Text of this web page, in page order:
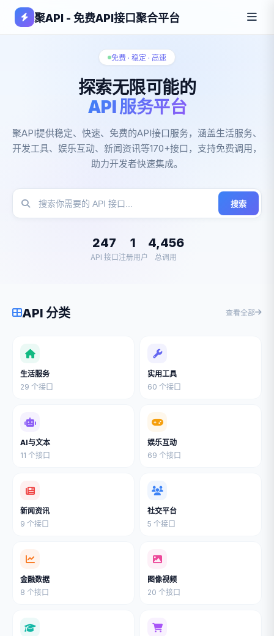
聚API - 免费API接口聚合平台
免费 · 稳定 · 高速
探索无限可能的
API 服务平台
聚API提供稳定、快速、免费的API接口服务，涵盖生活服务、
开发工具、娱乐互动、新闻资讯等170+接口，支持免费调用，
助力开发者快速集成。
搜索
247
API 接口
1
注册用户
4,456
总调用
API 分类 查看全部
生活服务
29 个接口
实用工具
60 个接口
AI与文本
11 个接口
娱乐互动
69 个接口
新闻资讯
9 个接口
社交平台
5 个接口
金融数据
8 个接口
图像视频
20 个接口